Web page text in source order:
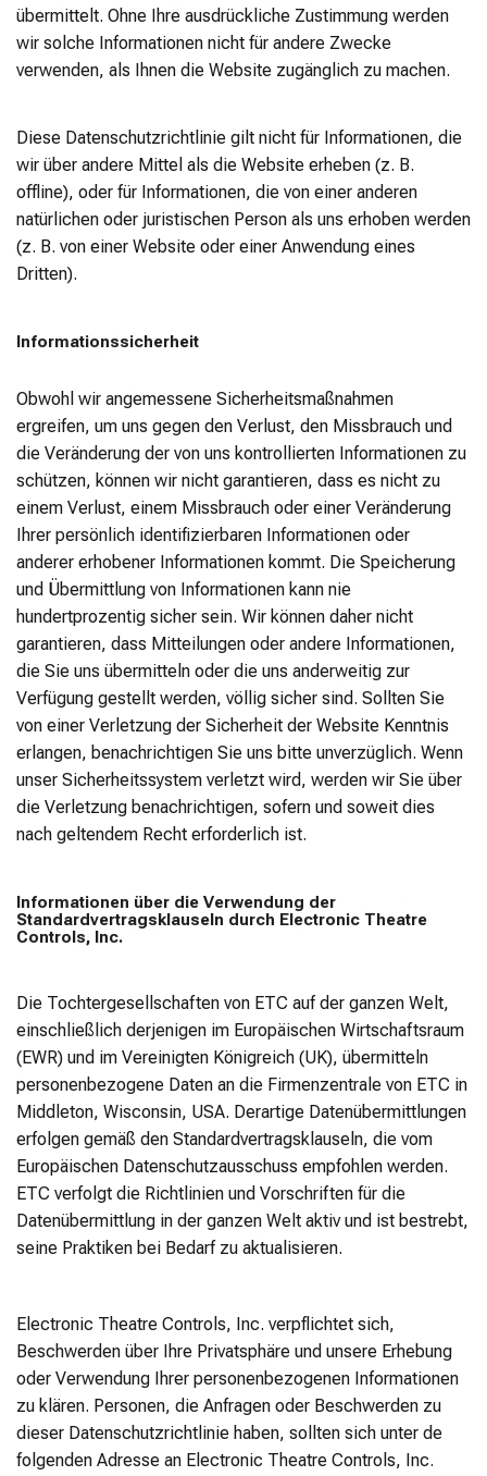
übermittelt. Ohne Ihre ausdrückliche Zustimmung werden
wir solche Informationen nicht für andere Zwecke
verwenden, als Ihnen die Website zugänglich zu machen.
Diese Datenschutzrichtlinie gilt nicht für Informationen, die
wir über andere Mittel als die Website erheben (z. B.
offline), oder für Informationen, die von einer anderen
natürlichen oder juristischen Person als uns erhoben werden
(z. B. von einer Website oder einer Anwendung eines
Dritten).
Informationssicherheit
Obwohl wir angemessene Sicherheitsmaßnahmen
ergreifen, um uns gegen den Verlust, den Missbrauch und
die Veränderung der von uns kontrollierten Informationen zu
schützen, können wir nicht garantieren, dass es nicht zu
einem Verlust, einem Missbrauch oder einer Veränderung
Ihrer persönlich identifizierbaren Informationen oder
anderer erhobener Informationen kommt. Die Speicherung
und Übermittlung von Informationen kann nie
hundertprozentig sicher sein. Wir können daher nicht
garantieren, dass Mitteilungen oder andere Informationen,
die Sie uns übermitteln oder die uns anderweitig zur
Verfügung gestellt werden, völlig sicher sind. Sollten Sie
von einer Verletzung der Sicherheit der Website Kenntnis
erlangen, benachrichtigen Sie uns bitte unverzüglich. Wenn
unser Sicherheitssystem verletzt wird, werden wir Sie über
die Verletzung benachrichtigen, sofern und soweit dies
nach geltendem Recht erforderlich ist.
Informationen über die Verwendung der
Standardvertragsklauseln durch Electronic Theatre
Controls, Inc.
Die Tochtergesellschaften von ETC auf der ganzen Welt,
einschließlich derjenigen im Europäischen Wirtschaftsraum
(EWR) und im Vereinigten Königreich (UK), übermitteln
personenbezogene Daten an die Firmenzentrale von ETC in
Middleton, Wisconsin, USA. Derartige Datenübermittlungen
erfolgen gemäß den Standardvertragsklauseln, die vom
Europäischen Datenschutzausschuss empfohlen werden.
ETC verfolgt die Richtlinien und Vorschriften für die
Datenübermittlung in der ganzen Welt aktiv und ist bestrebt,
seine Praktiken bei Bedarf zu aktualisieren.
Electronic Theatre Controls, Inc. verpflichtet sich,
Beschwerden über Ihre Privatsphäre und unsere Erhebung
oder Verwendung Ihrer personenbezogenen Informationen
zu klären. Personen, die Anfragen oder Beschwerden zu
dieser Datenschutzrichtlinie haben, sollten sich unter de
folgenden Adresse an Electronic Theatre Controls, Inc.